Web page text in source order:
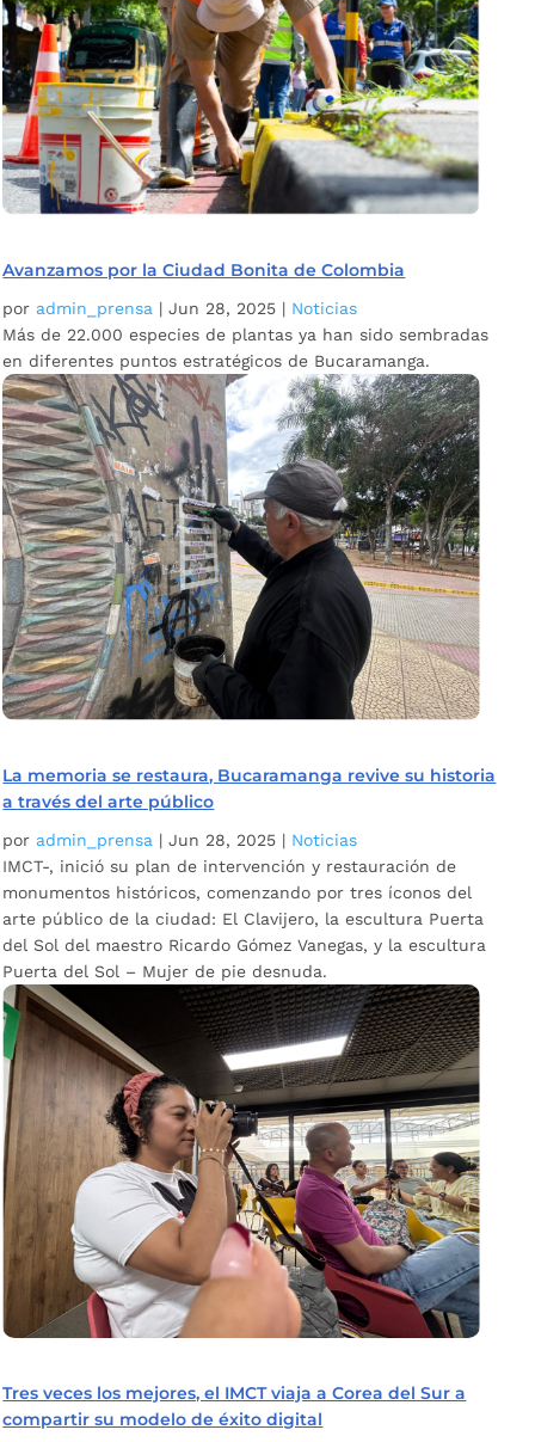
Avanzamos por la Ciudad Bonita de Colombia
por admin_prensa |Jun 28, 2025 | Noticias
Más de 22.000 especies de plantas ya han sido sembradas
en diferentes puntos estratégicos de Bucaramanga.
La memoria se restaura, Bucaramanga revive su historia
a través del arte público
por admin_prensa |Jun 28, 2025 | Noticias
IMCT-, inició su plan de intervención y restauración de
monumentos históricos, comenzando por tres íconos del
arte público de la ciudad: El Clavijero, la escultura Puerta
del Sol del maestro Ricardo Gómez Vanegas, y la escultura
Puerta del Sol – Mujer de pie desnuda.
Tres veces los mejores, el IMCT viaja a Corea del Sur a
compartir su modelo de éxito digital